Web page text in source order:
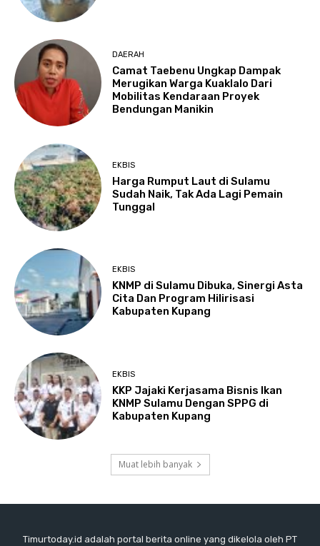
DAERAH
Camat Taebenu Ungkap Dampak
Merugikan Warga Kuaklalo Dari
Mobilitas Kendaraan Proyek
Bendungan Manikin
EKBIS
Harga Rumput Laut di Sulamu
Sudah Naik, Tak Ada Lagi Pemain
Tunggal
EKBIS
KNMP di Sulamu Dibuka, Sinergi Asta
Cita Dan Program Hilirisasi
Kabupaten Kupang
EKBIS
KKP Jajaki Kerjasama Bisnis Ikan
KNMP Sulamu Dengan SPPG di
Kabupaten Kupang
Muat lebih banyak
Timurtoday.id adalah portal berita online yang dikelola oleh PT